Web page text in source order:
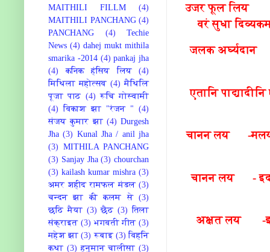
उजर फूल लिय -
वरं सुधा
जलक अर्घ्यदान -
एतानि
चानन लय -
चानन लय -
अक्षत लय -
MAITHILI FILLM
(4)
MAITHILI PANCHANG (4)
PANCHANG
(4)
Techie
News (4) dahej mukt mithila
smarika -2014 (4) pankaj jha
(4)
कनिक हंसिय लिय
(4)
मिथिला महोत्सव (4) मैथिलि
पूजा पाठ (4) रूचि गोस्वामी
(4) विकाश झा "रंजन " (4)
संजय कुमार झा (4) Durgesh
Jha (3) Kunal Jha / anil jha
(3) MITHILA PANCHANG
(3) Sanjay Jha (3) chourchan
(3) kailash kumar mishra (3)
अमर शहीद रामफल मंडल (3)
चन्दन झा की कलम से
(3)
छठि मैया (3) छैठ (3) तिला
संक्राइत (3) भगवती गीत (3)
महेश झा (3) रूबाइ (3) विहनि
कथा (3) हनुमान चालीसा (3)